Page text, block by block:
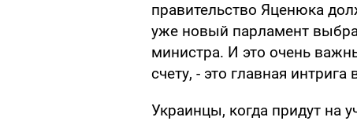
правительство Яценюка
уже новый парламент
министра. И это очень
счету, - это главная
Украинцы, когда придут на